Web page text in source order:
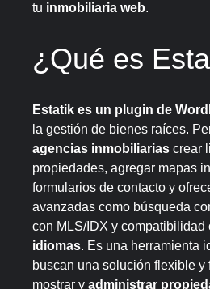
tu inmobiliaria web.
¿Qué es
Estatik es un plugin de
la gestión de bienes raíces.
agencias inmobiliarias crear
propiedades, agregar mapas
formularios de contacto y
avanzadas como búsqueda
con MLS/IDX y compatibilidad
idiomas. Es una herramienta
buscan una solución flexible y
mostrar y administrar